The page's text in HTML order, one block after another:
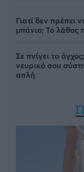
Γιατί δεν πρέπει
μπάνιο; Το λάθος
Σε πνίγει το
νευρικό σου
απλή